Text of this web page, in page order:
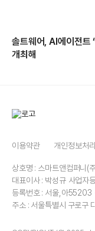
솔트웨어, AI에이전트
개최해
이용약관 개인정보처
상호명 : 스마트앤컴퍼니(
대표이사 : 박성규 사업자
등록번호 : 서울,아55203
주소 : 서울특별시 구로구